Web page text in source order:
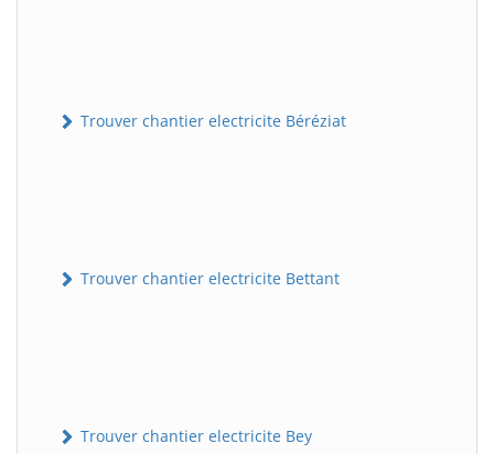
Trouver chantier electricite Béréziat
Trouver chantier electricite Bettant
Trouver chantier electricite Bey